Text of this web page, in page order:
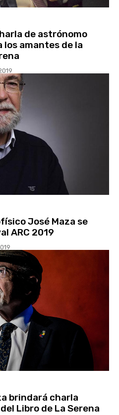
de astrónomo
los amantes de la
José Maza se
ARC 2019
brindará charla
Libro de La Serena